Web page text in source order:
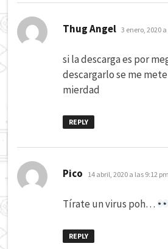
Thug Angel dice:
3 enero, 2020
si la descarga es por
descargarlo se me
mierdad
REPLY
Pico dice:
14 abril, 2020 a las 9:12 pm
Tírate un virus poh…
REPLY